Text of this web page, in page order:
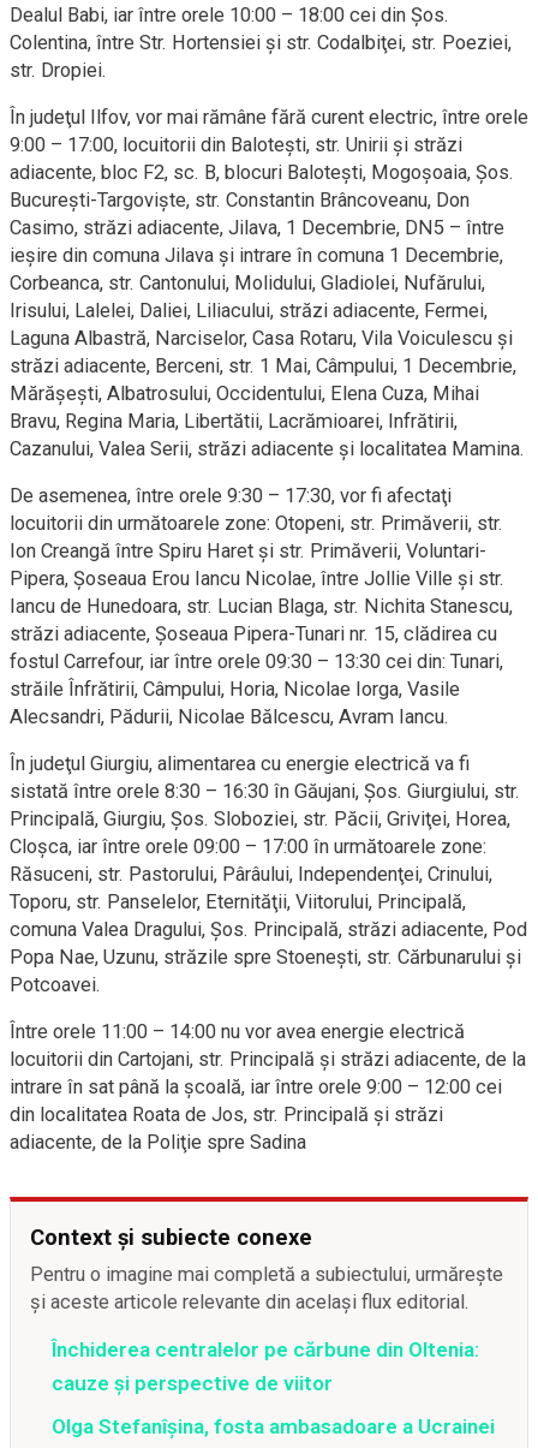
Dealul Babi, iar între orele 10:00 – 18:00 cei din Şos.
Colentina, între Str. Hortensiei şi str. Codalbiţei, str. Poeziei,
str. Dropiei.
În judeţul Ilfov, vor mai rămâne fără curent electric, între orele
9:00 – 17:00, locuitorii din Baloteşti, str. Unirii şi străzi
adiacente, bloc F2, sc. B, blocuri Baloteşti, Mogoşoaia, Şos.
Bucureşti-Targovişte, str. Constantin Brâncoveanu, Don
Casimo, străzi adiacente, Jilava, 1 Decembrie, DN5 – între
ieşire din comuna Jilava şi intrare în comuna 1 Decembrie,
Corbeanca, str. Cantonului, Molidului, Gladiolei, Nufărului,
Irisului, Lalelei, Daliei, Liliacului, străzi adiacente, Fermei,
Laguna Albastră, Narciselor, Casa Rotaru, Vila Voiculescu şi
străzi adiacente, Berceni, str. 1 Mai, Câmpului, 1 Decembrie,
Mărăşeşti, Albatrosului, Occidentului, Elena Cuza, Mihai
Bravu, Regina Maria, Libertătii, Lacrămioarei, Infrătirii,
Cazanului, Valea Serii, străzi adiacente şi localitatea Mamina.
De asemenea, între orele 9:30 – 17:30, vor fi afectaţi
locuitorii din următoarele zone: Otopeni, str. Primăverii, str.
Ion Creangă între Spiru Haret şi str. Primăverii, Voluntari-
Pipera, Şoseaua Erou Iancu Nicolae, între Jollie Ville şi str.
Iancu de Hunedoara, str. Lucian Blaga, str. Nichita Stanescu,
străzi adiacente, Şoseaua Pipera-Tunari nr. 15, clădirea cu
fostul Carrefour, iar între orele 09:30 – 13:30 cei din: Tunari,
străile Înfrătirii, Câmpului, Horia, Nicolae Iorga, Vasile
Alecsandri, Pădurii, Nicolae Bălcescu, Avram Iancu.
În judeţul Giurgiu, alimentarea cu energie electrică va fi
sistată între orele 8:30 – 16:30 în Găujani, Şos. Giurgiului, str.
Principală, Giurgiu, Şos. Sloboziei, str. Păcii, Griviţei, Horea,
Cloşca, iar între orele 09:00 – 17:00 în următoarele zone:
Răsuceni, str. Pastorului, Pârâului, Independenţei, Crinului,
Toporu, str. Panselelor, Eternităţii, Viitorului, Principală,
comuna Valea Dragului, Şos. Principală, străzi adiacente, Pod
Popa Nae, Uzunu, străzile spre Stoeneşti, str. Cărbunarului şi
Potcoavei.
Între orele 11:00 – 14:00 nu vor avea energie electrică
locuitorii din Cartojani, str. Principală şi străzi adiacente, de la
intrare în sat până la şcoală, iar între orele 9:00 – 12:00 cei
din localitatea Roata de Jos, str. Principală şi străzi
adiacente, de la Poliţie spre Sadina
Context și subiecte conexe
Pentru o imagine mai completă a subiectului, urmărește
și aceste articole relevante din același flux editorial.
Închiderea centralelor pe cărbune din Oltenia:
cauze și perspective de viitor
Olga Stefanîşina, fosta ambasadoare a Ucrainei